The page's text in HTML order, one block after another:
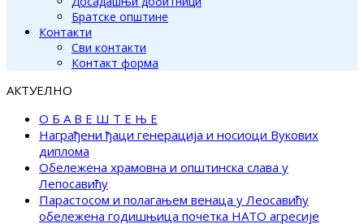
Братске општине
Контакти
Сви контакти
Контакт форма
АКТУЕЛНО
О Б А В Е Ш Т Е Њ Е
Награђени ђаци генерација и носиоци Вукових
диплома
Обележена храмовна и општинска слава у
Лепосавићу
Парастосом и полагањем венаца у Леосавићу
обележена годишњица почетка НАТО агресије